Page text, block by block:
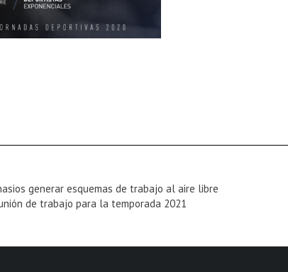
generar esquemas de trabajo al aire libre
de trabajo para la temporada 2021